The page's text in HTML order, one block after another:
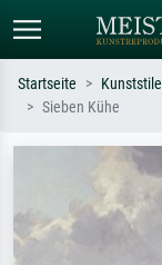
Suchen Sie nach
oder Stilen – z.B.
Sternennacht,
Hokusai, Akt.
Startseite Kunststile
Sieben Kühe